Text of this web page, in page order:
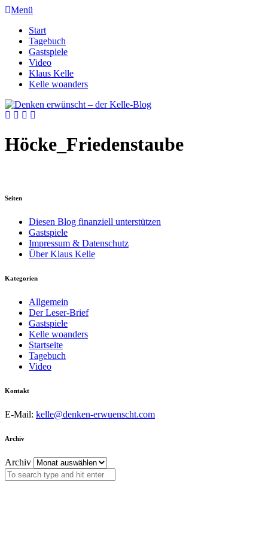
Menü
Start
Tagebuch
Gastspiele
Video
Klaus Kelle
Kelle woanders
Höcke_Friedenstaube
Seiten
Diesen Blog finanziell unterstützen
Gastspiele
Impressum & Datenschutz
Über Klaus Kelle
Kategorien
Allgemein
Der Leser-Brief
Gastspiele
Kelle woanders
Startseite
Tagebuch
Video
Kontakt
E-Mail: kelle@denken-erwuenscht.com
Archiv
Archiv